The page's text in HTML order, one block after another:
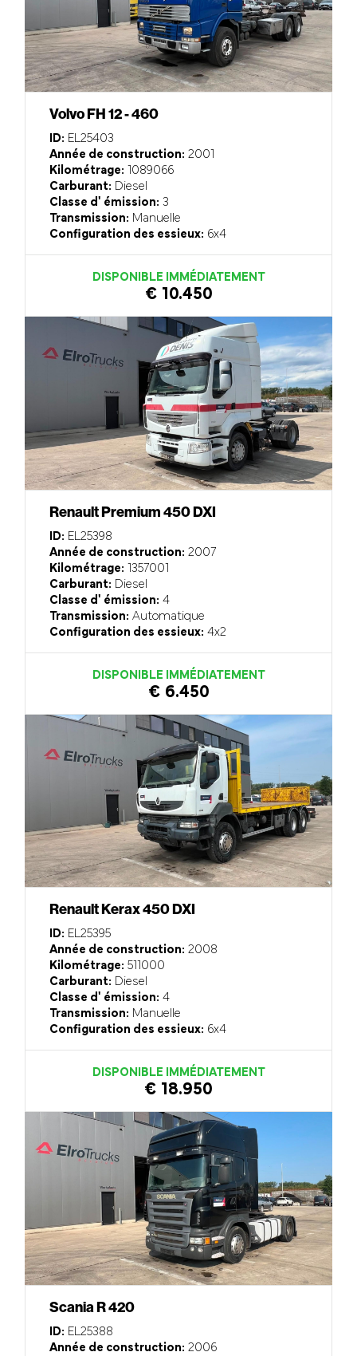
Volvo FH 12 - 460
ID: EL25403
Année de construction: 2001
Kilométrage: 1089066
Carburant: Diesel
Classe d' émission: 3
Transmission: Manuelle
Configuration des essieux: 6x4
DISPONIBLE IMMÉDIATEMENT
€ 10.450
Renault Premium 450 DXI
ID: EL25398
Année de construction: 2007
Kilométrage: 1357001
Carburant: Diesel
Classe d' émission: 4
Transmission: Automatique
Configuration des essieux: 4x2
DISPONIBLE IMMÉDIATEMENT
€ 6.450
Renault Kerax 450 DXI
ID: EL25395
Année de construction: 2008
Kilométrage: 511000
Carburant: Diesel
Classe d' émission: 4
Transmission: Manuelle
Configuration des essieux: 6x4
DISPONIBLE IMMÉDIATEMENT
€ 18.950
Scania R 420
ID: EL25388
Année de construction: 2006